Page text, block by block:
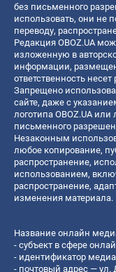
без письменного
использовать, они не
переводу,
Редакция OBOZ.UA
изложенную в
информации,
ответственность
Запрещено
сайте, даже с
логотипа OBOZ.UA
письменного
Незаконным
любое копирование,
распространение,
использованием,
распространение,
изменения материала.
Название онлайн
- субъект в сфере
- идентификатор
- почтовый адрес — ул.